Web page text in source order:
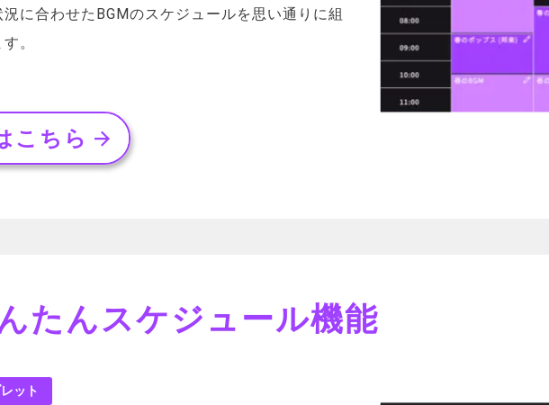
に合わせたBGMのスケジュールを思い通りに組
。
こちら
たんスケジュール機能
ット